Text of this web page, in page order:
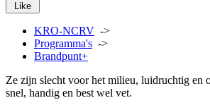
Like
KRO-NCRV ->
Programma's ->
Brandpunt+
Ze zijn slecht voor het milieu, luidruchtig en
snel, handig en best wel vet.